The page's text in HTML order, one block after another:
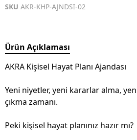
SKU AKR-KHP-AJNDSI-02
Ürün Açıklaması
AKRA Kişisel Hayat Planı Ajandası
Yeni niyetler, yeni kararlar alma,
çıkma zamanı.
Peki kişisel hayat planınız hazır mı?